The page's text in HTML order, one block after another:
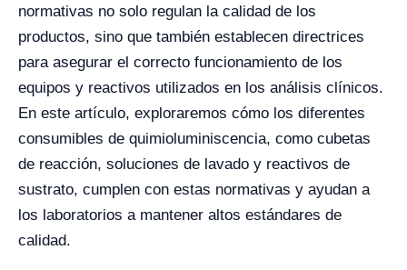
normativas no solo regulan la calidad de los
productos, sino que también establecen directrices
para asegurar el correcto funcionamiento de los
equipos y reactivos utilizados en los análisis clínicos.
En este artículo, exploraremos cómo los diferentes
consumibles de quimioluminiscencia, como cubetas
de reacción, soluciones de lavado y reactivos de
sustrato, cumplen con estas normativas y ayudan a
los laboratorios a mantener altos estándares de
calidad.